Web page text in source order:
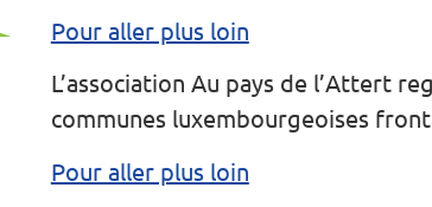
Pour aller plus loin
L’association Au pays de l’Attert
communes luxembourgeoises
Pour aller plus loin